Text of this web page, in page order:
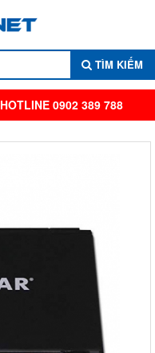
TÌM KIẾM
HOTLINE 0902 389 788